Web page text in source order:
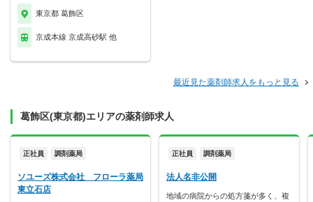
東京都 葛飾区
京成本線 京成高砂駅 他
最近見た薬剤師求人をもっと見る
葛飾区(東京都)エリアの薬剤師求人
正社員 調剤薬局
ソユーズ株式会社 フローラ薬局
東立石店
正社員 調剤薬局
法人名非公開
地域の病院からの処方箋が多く、複